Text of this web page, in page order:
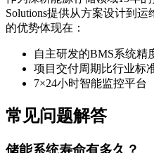
Solutions提供从方案设计到
的优势体现在：
自主研发的BMS系统精
项目交付周期比行业标
7×24小时智能监控平台
常见问题解答